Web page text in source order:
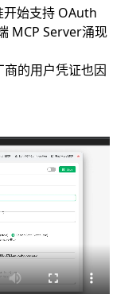
Server
Server进行授
Server进行授
开始支持 OAuth
MCP Server涌现
的用户凭证也因